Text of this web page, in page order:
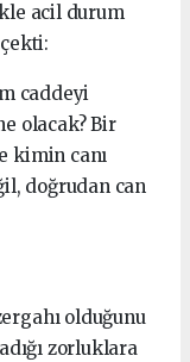
acil durum
caddeyi
olacak? Bir
kimin canı
doğrudan can
olduğunu
zorluklara